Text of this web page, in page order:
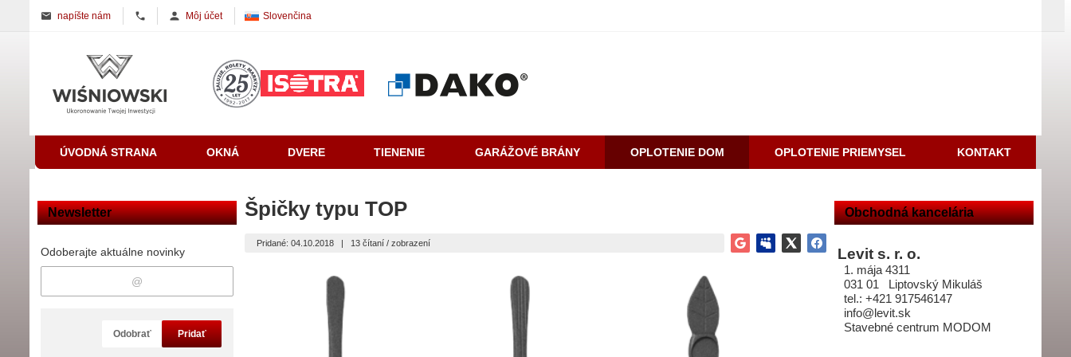
napíšte nám Môj účet Slovenčina
ÚVODNÁ STRANA OKNÁ DVERE TIENENIE GARÁŽOVÉ BRÁNY OPLOTENIE DOM OPLOTENIE PRIEMYSEL KONTAKT
Obchodná kancelária
Levit s. r. o.
1. mája 4311
031 01 Liptovský Mikuláš
tel.: +421 917546147
info@levit.sk
Stavebné centrum MODOM
Newsletter
Odoberajte aktuálne novinky
Odobrať Pridať
Špičky typu TOP
Pridané: 04.10.2018 | 13 čítaní / zobrazení